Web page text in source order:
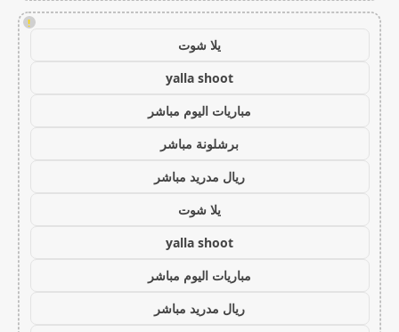
!
يلا شوت
yalla shoot
مباريات اليوم مباشر
برشلونة مباشر
ريال مدريد مباشر
يلا شوت
yalla shoot
مباريات اليوم مباشر
ريال مدريد مباشر